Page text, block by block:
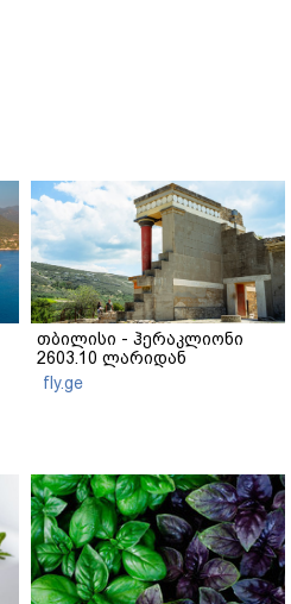
თბილისი - ჰერაკლიონი
2603.10 ლარიდან
fly.ge